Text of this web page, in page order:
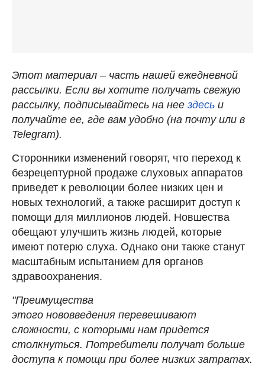
Этот материал – часть нашей ежедневной
рассылки. Если вы хотите получать свежую
рассылку, подписывайтесь на нее здесь и
получайте ее, где вам удобно (на почту или в
Telegram).
Сторонники изменений говорят, что переход к
безрецептурной продаже слуховых аппаратов
приведет к революции более низких цен и
новых технологий, а также расширит доступ к
помощи для миллионов людей. Новшества
обещают улучшить жизнь людей, которые
имеют потерю слуха. Однако они также станут
масштабным испытанием для органов
здравоохранения.
"Преимущества
этого нововведения перевешивают
сложности, с которыми нам придется
столкнуться. Потребители получат больше
доступа к помощи при более низких затратах.